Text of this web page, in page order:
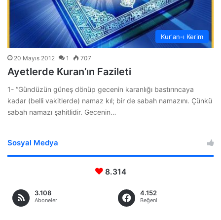
Kur'an-ı Kerim
20 Mayıs 2012 1 707
Ayetlerde Kuran’ın Fazileti
1- “Gündüzün güneş dönüp gecenin karanlığı bastırıncaya
kadar (belli vakitlerde) namaz kıl; bir de sabah namazını. Çünkü
sabah namazı şahitlidir. Gecenin…
Sosyal Medya
8.314
3.108
Aboneler
4.152
Beğeni